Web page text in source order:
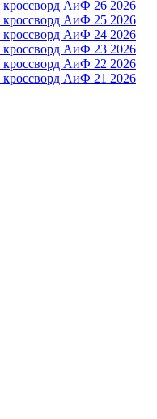
АиФ 26 2026
АиФ 25 2026
АиФ 24 2026
АиФ 23 2026
АиФ 22 2026
АиФ 21 2026